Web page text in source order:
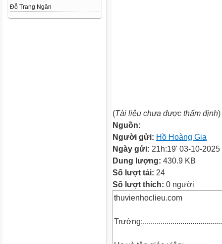
Đỗ Trang Ngân
(Tài liệu chưa được thẩm định)
Nguồn:
Người gửi: Hồ Hoàng Gia
Ngày gửi: 21h:19' 03-10-2025
Dung lượng: 430.9 KB
Số lượt tải: 24
Số lượt thích: 0 người
thuvienhoclieu.com